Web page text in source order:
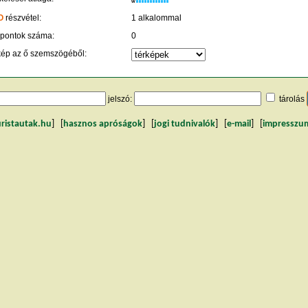
W
részvétel:
1 alkalommal
pontok száma:
0
az ő szemszögéből:
jelszó: tárolás
hasznos apróságok jogi tudnivalók e-mail